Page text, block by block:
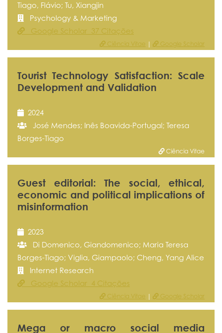
Tiago, Flávio; Tu, Xiangjin
Psychology & Marketing
Google Scholar 37 Citações
Ciência Vitae | Google Scholar
Tourist Technology Satisfaction: Scale
Development and Validation
2024
José Mendes; Inês Boavida-Portugal; Teresa
Borges-Tiago
Ciência Vitae
Guest editorial: The social, ethical,
economic and political implications of
misinformation
2023
Di Domenico, Giandomenico; Maria Teresa
Borges-Tiago; Viglia, Giampaolo; Cheng, Yang Alice
Internet Research
Google Scholar 4 Citações
Ciência Vitae | Google Scholar
Mega or macro social media